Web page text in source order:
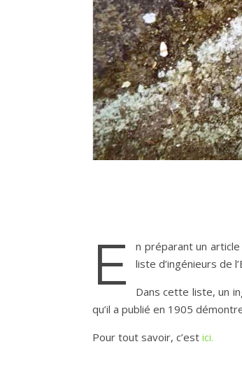
E
n préparant un
liste d’ingénieurs de
Dans cette liste, un
qu’il a publié en 1905
Pour tout savoir, c’est ici.